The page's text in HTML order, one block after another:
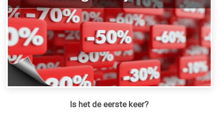
Is het de eerste keer?